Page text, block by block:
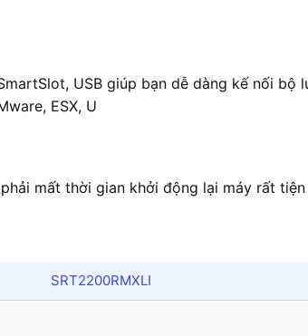
USB giúp bạn dễ dàng kế nối bộ
ESX, U
mất thời gian khởi động lại máy rất tiện
SRT2200RMXLI